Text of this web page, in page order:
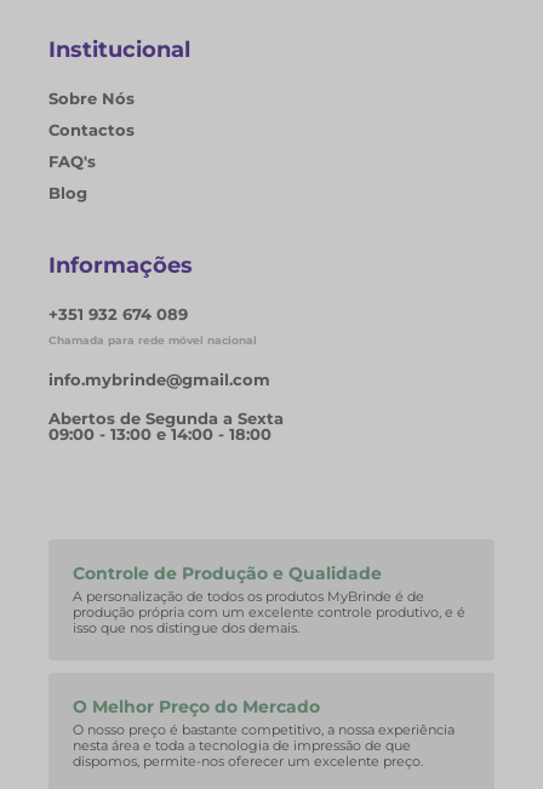
Institucional
Sobre Nós
Contactos
FAQ's
Blog
Informações
+351 932 674 089
Chamada para rede móvel nacional
info.mybrinde@gmail.com
Abertos de Segunda a Sexta
09:00 - 13:00 e 14:00 - 18:00
Controle de Produção e Qualidade
A personalização de todos os produtos MyBrinde é de
produção própria com um excelente controle produtivo, e é
isso que nos distingue dos demais.
O Melhor Preço do Mercado
O nosso preço é bastante competitivo, a nossa experiência
nesta área e toda a tecnologia de impressão de que
dispomos, permite-nos oferecer um excelente preço.